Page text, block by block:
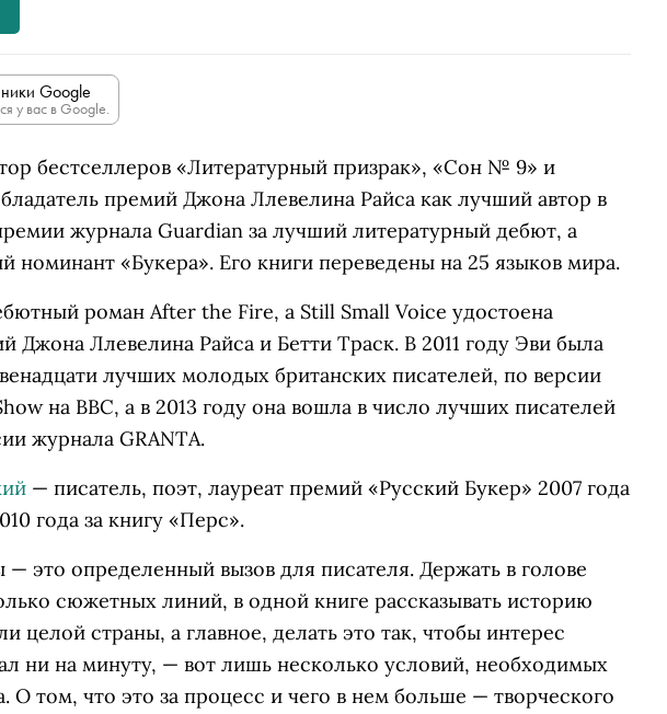
Google
у вас в Google.
бестселлеров «Литературный призрак», «Сон № 9» и
премий Джона Ллевелина Райса как лучший автор в
журнала Guardian за лучший литературный дебют, а
номинант «Букера». Его книги переведены на 25 языков мира.
роман After the Fire, a Still Small Voice удостоена
Джона Ллевелина Райса и Бетти Траск. В 2011 году Эви была
лучших молодых британских писателей, по версии
на BBC, а в 2013 году она вошла в число лучших писателей
журнала GRANTA.
— писатель, поэт, лауреат премий «Русский Букер» 2007 года
года за книгу «Перс».
это определенный вызов для писателя. Держать в голове
сюжетных линий, в одной книге рассказывать историю
целой страны, а главное, делать это так, чтобы интерес
ни на минуту, — вот лишь несколько условий, необходимых
О том, что это за процесс и чего в нем больше — творческого